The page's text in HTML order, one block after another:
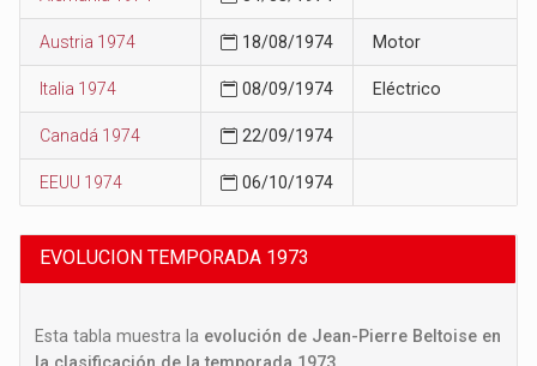
Austria 1974 18/08/1974 Motor
Italia 1974 08/09/1974 Eléctrico
Canadá 1974 22/09/1974
EEUU 1974 06/10/1974
EVOLUCION TEMPORADA 1973
Esta tabla muestra la evolución de Jean-Pierre Beltoise en